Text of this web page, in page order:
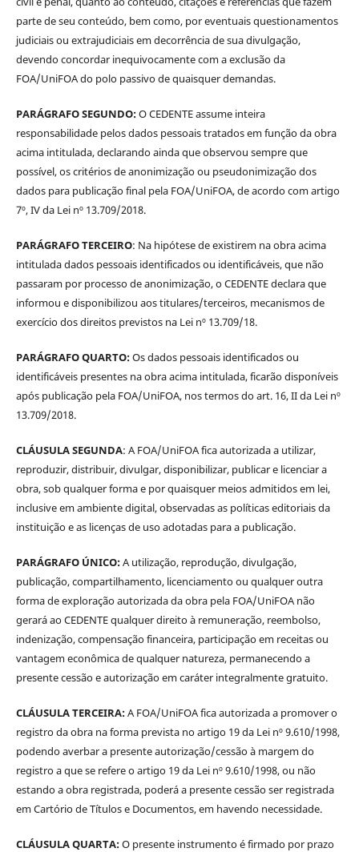
parte de seu conteúdo, bem como, por eventuais questionamentos
judiciais ou extrajudiciais em decorrência de sua divulgação,
devendo concordar inequivocamente com a exclusão da
FOA/UniFOA do polo passivo de quaisquer demandas.
PARÁGRAFO SEGUNDO:O CEDENTE assume inteira
responsabilidade pelos dados pessoais tratados em função da obra
acima intitulada, declarando ainda que observou sempre que
possível, os critérios de anonimização ou pseudonimização dos
dados para publicação final pela FOA/UniFOA, de acordo com artigo
7º, IV da Lei nº 13.709/2018.
PARÁGRAFO TERCEIRO: Na hipótese de existirem na obra acima
intitulada dados pessoais identificados ou identificáveis, que não
passaram por processo de anonimização, o CEDENTE declara que
informou e disponibilizou aos titulares/terceiros, mecanismos de
exercício dos direitos previstos na Lei nº 13.709/18.
PARÁGRAFO QUARTO:Os dados pessoais identificados ou
identificáveis presentes na obra acima intitulada, ficarão disponíveis
após publicação pela FOA/UniFOA, nos termos do art. 16, II da Lei nº
13.709/2018.
CLÁUSULA SEGUNDA: A FOA/UniFOA fica autorizada a utilizar,
reproduzir, distribuir, divulgar, disponibilizar, publicar e licenciar a
obra, sob qualquer forma e por quaisquer meios admitidos em lei,
inclusive em ambiente digital, observadas as políticas editoriais da
instituição e as licenças de uso adotadas para a publicação.
PARÁGRAFO ÚNICO:A utilização, reprodução, divulgação,
publicação, compartilhamento, licenciamento ou qualquer outra
forma de exploração autorizada da obra pela FOA/UniFOA não
gerará ao CEDENTE qualquer direito à remuneração, reembolso,
indenização, compensação financeira, participação em receitas ou
vantagem econômica de qualquer natureza, permanecendo a
presente cessão e autorização em caráter integralmente gratuito.
CLÁUSULA TERCEIRA:A FOA/UniFOA fica autorizada a promover o
registro da obra na forma prevista no artigo 19 da Lei nº 9.610/1998,
podendo averbar a presente autorização/cessão à margem do
registro a que se refere o artigo 19 da Lei nº 9.610/1998, ou não
estando a obra registrada, poderá a presente cessão ser registrada
em Cartório de Títulos e Documentos, em havendo necessidade.
CLÁUSULA QUARTA:O presente instrumento é firmado por prazo